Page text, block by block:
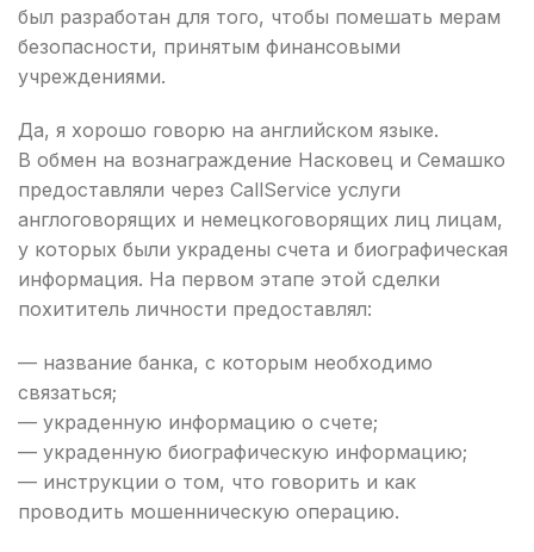
был разработан для того, чтобы помешать мерам
безопасности, принятым финансовыми
учреждениями.
Да, я хорошо говорю на английском языке.
В обмен на вознаграждение Насковец и Семашко
предоставляли через CallService услуги
англоговорящих и немецкоговорящих лиц лицам,
у которых были украдены счета и биографическая
информация. На первом этапе этой сделки
похититель личности предоставлял:
— название банка, с которым необходимо
связаться;
— украденную информацию о счете;
— украденную биографическую информацию;
— инструкции о том, что говорить и как
проводить мошенническую операцию.